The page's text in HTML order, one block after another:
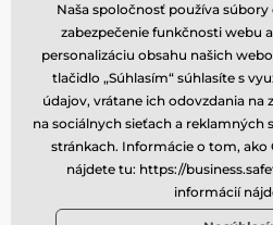
Momanio s.r.o., Okružní
republika, VAT:
Naša spoločnosť používa súbory
zabezpečenie funkčnosti webu
personalizáciu obsahu našich
tlačidlo „Súhlasím“ súhlasíte s
údajov, vrátane ich odovzdania na
na sociálnych sieťach a reklamných
stránkach. Informácie o tom, ako
nájdete tu: https://
informácií